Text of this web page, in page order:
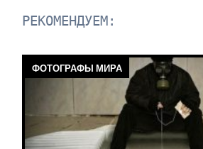
РЕКОМЕНДУЕМ:
ФОТОГРАФЫ МИРА